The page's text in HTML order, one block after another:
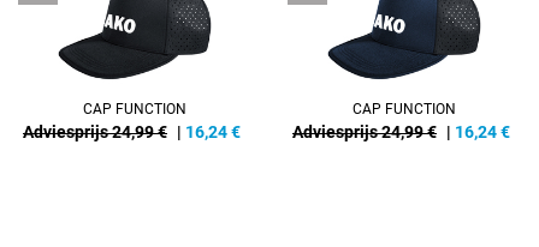
CAP FUNCTION
Adviesprijs 24,99 € | 16,24€
CAP FUNCTION
Adviesprijs 24,99 € | 16,24€